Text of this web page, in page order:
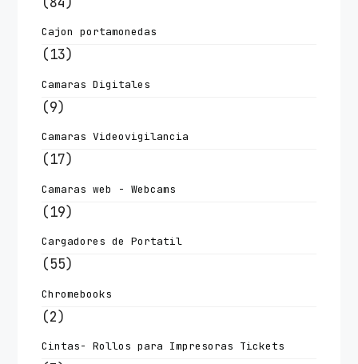
Cajon portamonedas
(13)
Camaras Digitales
(9)
Camaras Videovigilancia
(17)
Camaras web - Webcams
(19)
Cargadores de Portatil
(55)
Chromebooks
(2)
Cintas- Rollos para Impresoras Tickets